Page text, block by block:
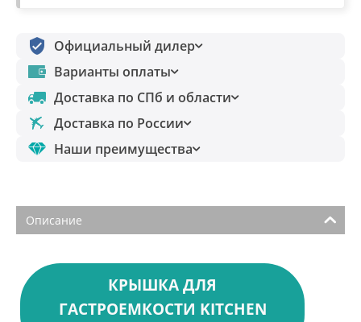
Официальный дилер
Варианты оплаты
Доставка по СПб и области
Доставка по России
Наши преимущества
Описание
КРЫШКА ДЛЯ
ГАСТРОЕМКОСТИ KITCHEN